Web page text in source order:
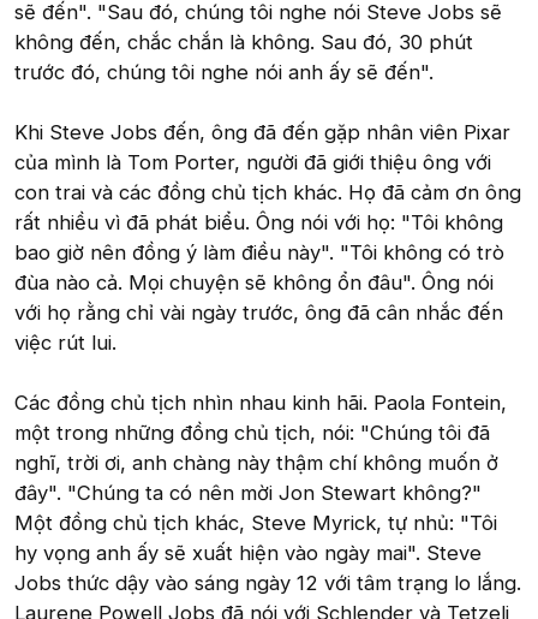
sẽ đến". "Sau đó, chúng tôi nghe nói Steve Jobs sẽ
không đến, chắc chắn là không. Sau đó, 30 phút
trước đó, chúng tôi nghe nói anh ấy sẽ đến".
Khi Steve Jobs đến, ông đã đến gặp nhân viên Pixar
của mình là Tom Porter, người đã giới thiệu ông với
con trai và các đồng chủ tịch khác. Họ đã cảm ơn ông
rất nhiều vì đã phát biểu. Ông nói với họ: "Tôi không
bao giờ nên đồng ý làm điều này". "Tôi không có trò
đùa nào cả. Mọi chuyện sẽ không ổn đâu". Ông nói
với họ rằng chỉ vài ngày trước, ông đã cân nhắc đến
việc rút lui.
Các đồng chủ tịch nhìn nhau kinh hãi. Paola Fontein,
một trong những đồng chủ tịch, nói: "Chúng tôi đã
nghĩ, trời ơi, anh chàng này thậm chí không muốn ở
đây". "Chúng ta có nên mời Jon Stewart không?"
Một đồng chủ tịch khác, Steve Myrick, tự nhủ: "Tôi
hy vọng anh ấy sẽ xuất hiện vào ngày mai". Steve
Jobs thức dậy vào sáng ngày 12 với tâm trạng lo lắng.
Laurene Powell Jobs đã nói với Schlender và Tetzeli